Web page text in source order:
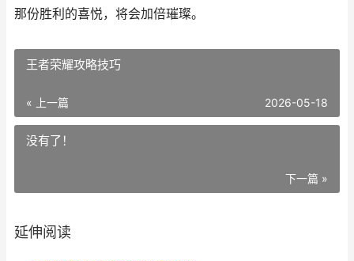
那份胜利的喜悦，将会加倍璀璨。
王者荣耀攻略技巧
« 上一篇 2026-05-18
没有了！
下一篇 »
延伸阅读